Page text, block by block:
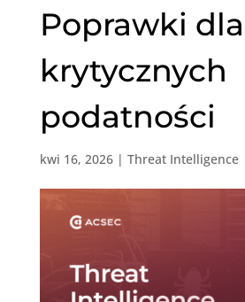
Poprawki dla
krytycznych
podatności
kwi 16, 2026| Threat Intelligence